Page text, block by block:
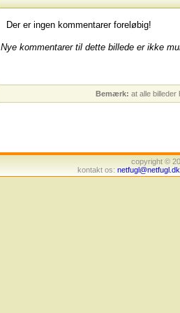
Der er ingen kommentarer foreløbig!
Nye kommentarer til dette billede er ikke
Bemærk: at alle
copyright ©
kontakt os: netfugl@netfugl.dk